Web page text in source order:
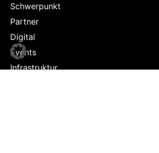
Schwerpunkt
Partner
Digital
Events
Infrastruktur